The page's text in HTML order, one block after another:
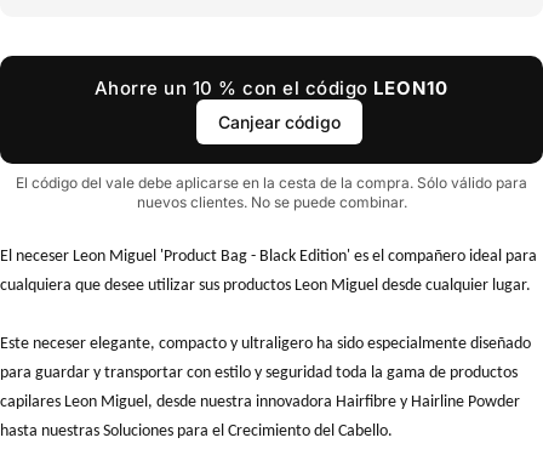
Ahorre un 10 % con el código LEON10
Canjear código
El código del vale debe aplicarse en la cesta de la compra. Sólo válido para
nuevos clientes. No se puede combinar.
El neceser Leon Miguel 'Product Bag - Black Edition' es el compañero ideal para
cualquiera que desee utilizar sus productos Leon Miguel desde cualquier lugar.
Este neceser elegante, compacto y ultraligero ha sido especialmente diseñado
para guardar y transportar con estilo y seguridad toda la gama de productos
capilares Leon Miguel, desde nuestra innovadora Hairfibre y Hairline Powder
hasta nuestras Soluciones para el Crecimiento del Cabello.